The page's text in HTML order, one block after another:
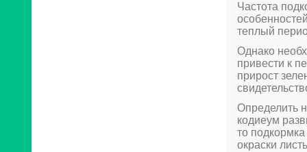
Частота
теплый
Однако
привести к
прирост
Определить
кодиеум
то
окраски